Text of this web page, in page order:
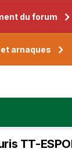
du forum
et arnaques
TT-